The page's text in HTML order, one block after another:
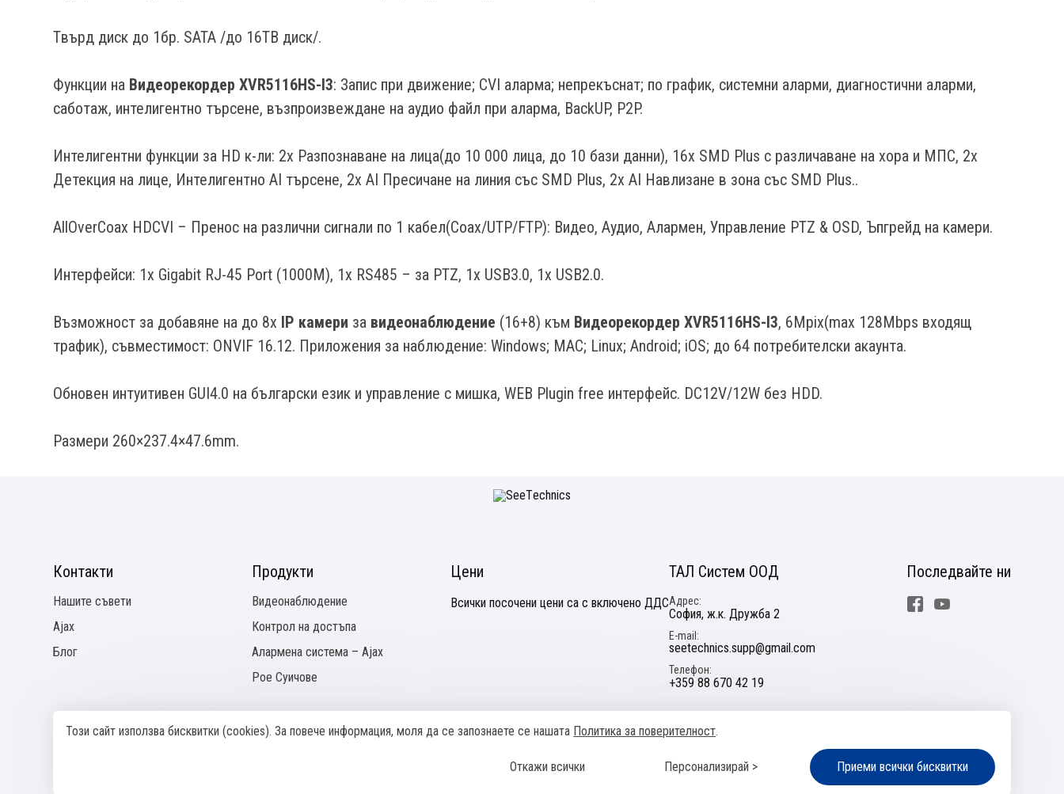
Tвърд диск до 1бр. SATA /до 16TB диск/.
Функции на Видеoрекордер XVR5116HS-I3: Запис при движение; CVI аларма; непрекъснат; по график, системни аларми, диагностични аларми,
саботаж, интелигентно търсене, възпроизвеждане на аудио файл при аларма, BackUP, P2P.
Интелигентни функции за HD к-ли: 2x Разпознаване на лица(до 10 000 лица, до 10 бази данни), 16x SMD Plus с различаване на хора и МПС, 2x
Детекция на лице, Интелигентно AI търсене, 2x AI Пресичане на линия със SMD Plus, 2x AI Навлизане в зона със SMD Plus..
AllOverCoax HDCVI – Пренос на различни сигнали по 1 кабел(Coax/UTP/FTP): Видео, Аудио, Алармен, Управление PTZ & OSD, Ъпгрейд на камери.
Интерфейси: 1x Gigabit RJ-45 Port (1000M), 1x RS485 – за PTZ, 1x USB3.0, 1x USB2.0.
Възможност за добавяне на до 8x IP камери за видеонаблюдение (16+8) към Видеoрекордер XVR5116HS-I3, 6Mpix(max 128Mbps входящ
трафик), съвместимост: ONVIF 16.12. Приложения за наблюдение: Windows; MAC; Linux; Android; iOS; до 64 потребителски акаунта.
Обновен интуитивен GUI4.0 на български език и управление с мишка, WEB Plugin free интерфейс. DC12V/12W без HDD.
Размери 260×237.4×47.6mm.
Контакти
Нашите съвети
Ajax
Блог
Продукти
Видеонаблюдение
Контрол на достъпа
Алармена система – Ajax
Pое Суичове
Цени
Всички посочени цени са с включено ДДС
ТАЛ Систем ООД
Адрес
София, ж.к. Дружба 2
E-mail
seetechnics.supp@gmail.com
Телефон
+359 88 670 42 19
Последвайте ни
Facebook
Управление на бисквитките Карта на сайта
Този сайт използва бисквитки (cookies). За повече информация, моля да се запознаете се нашaтa Политика за поверителност.
Откажи всички Персонализирай > Приеми всички бисквитки